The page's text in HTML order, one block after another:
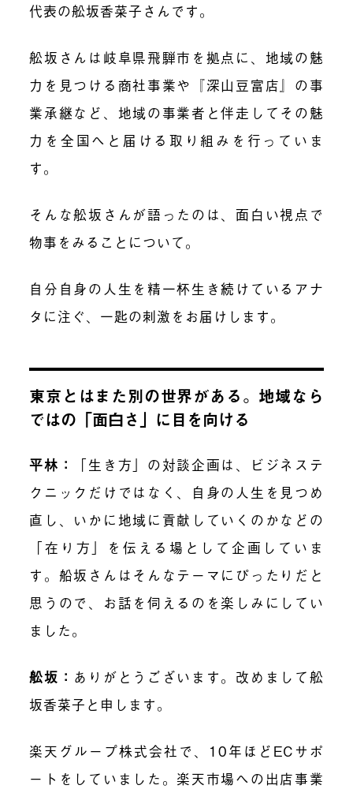
代表の舩坂香菜子さんです。
舩坂さんは岐阜県飛騨市を拠点に、地域の魅
力を見つける商社事業や『深山豆富店』の事
業承継など、地域の事業者と伴走してその魅
力を全国へと届ける取り組みを行っていま
す。
そんな舩坂さんが語ったのは、面白い視点で
物事をみることについて。
自分自身の人生を精一杯生き続けているアナ
タに注ぐ、一匙の刺激をお届けします。
東京とはまた別の世界がある。地域なら
ではの「面白さ」に目を向ける
平林：
「生き方」の対談企画は、ビジネステ
クニックだけではなく、自身の人生を見つめ
直し、いかに地域に貢献していくのかなどの
「在り方」を伝える場として企画していま
す。船坂さんはそんなテーマにぴったりだと
思うので、お話を伺えるのを楽しみにしてい
ました。
舩坂： ありがとうございます。改めまして舩
坂香菜子と申します。
楽天グループ株式会社で、10年ほどECサポ
ートをしていました。楽天市場への出店事業